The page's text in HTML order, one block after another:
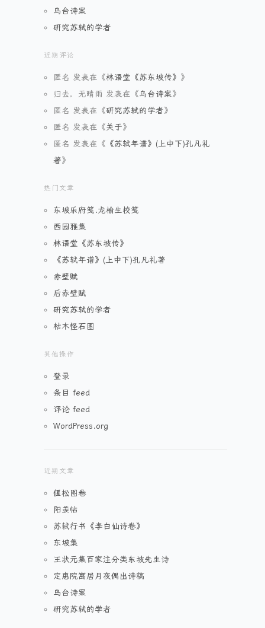
乌台诗案
研究苏轼的学者
近期评论
匿名 发表在《林语堂《苏东坡传》 》
归去，无晴雨 发表在《乌台诗案》
匿名 发表在《研究苏轼的学者》
匿名 发表在《关于》
匿名 发表在《 《苏轼年谱》(上中下)孔凡礼
著》
热门文章
东坡乐府笺.龙榆生校笺
西园雅集
林语堂《苏东坡传》
《苏轼年谱》(上中下)孔凡礼著
赤壁赋
后赤壁赋
研究苏轼的学者
枯木怪石图
其他操作
登录
条目 feed
评论 feed
WordPress.org
近期文章
偃松图卷
阳羡帖
苏轼行书《李白仙诗卷》
东坡集
王状元集百家注分类东坡先生诗
定惠院寓居月夜偶出诗稿
乌台诗案
研究苏轼的学者